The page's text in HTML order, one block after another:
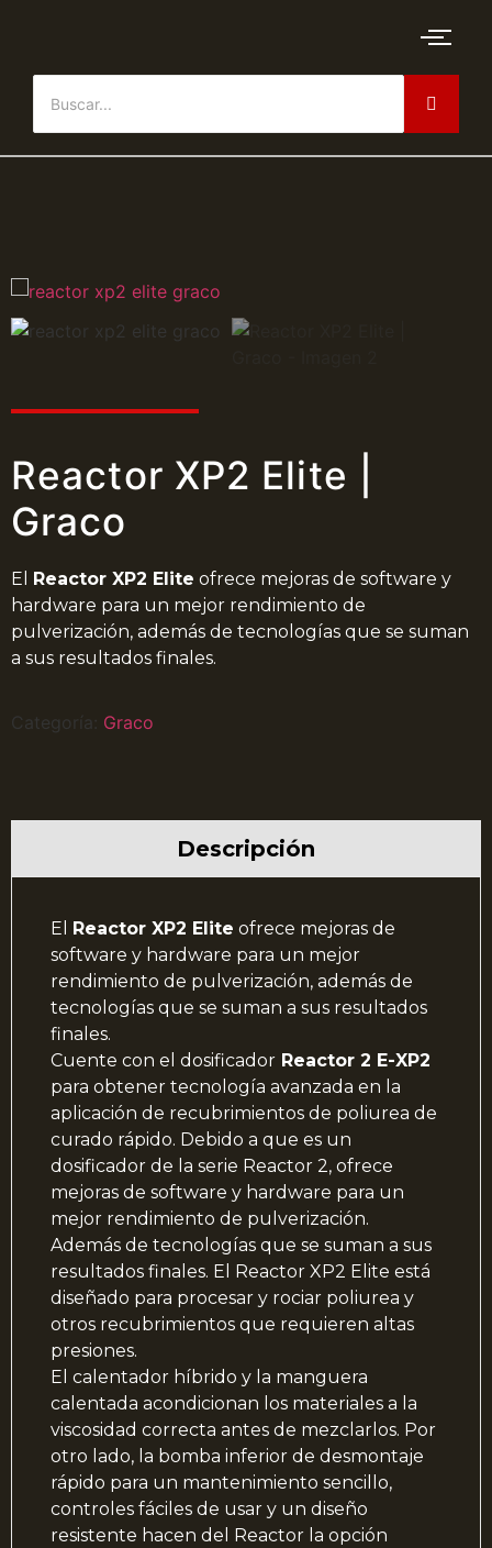
Reactor XP2 Elite |
Graco
El Reactor XP2 Elite ofrece mejoras de software y
hardware para un mejor rendimiento de
pulverización, además de tecnologías que se suman
a sus resultados finales.
Categoría: Graco
Descripción
El Reactor XP2 Elite ofrece mejoras de
software y hardware para un mejor
rendimiento de pulverización, además de
tecnologías que se suman a sus resultados
finales.
Cuente con el dosificador Reactor 2 E-XP2
para obtener tecnología avanzada en la
aplicación de recubrimientos de poliurea de
curado rápido. Debido a que es un
dosificador de la serie Reactor 2, ofrece
mejoras de software y hardware para un
mejor rendimiento de pulverización.
Además de tecnologías que se suman a sus
resultados finales. El Reactor XP2 Elite está
diseñado para procesar y rociar poliurea y
otros recubrimientos que requieren altas
presiones.
El calentador híbrido y la manguera
calentada acondicionan los materiales a la
viscosidad correcta antes de mezclarlos. Por
otro lado, la bomba inferior de desmontaje
rápido para un mantenimiento sencillo,
controles fáciles de usar y un diseño
resistente hacen del Reactor la opción